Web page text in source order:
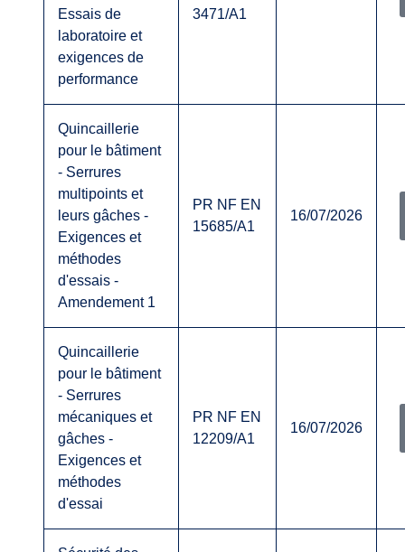
Essais de
laboratoire et
exigences de
performance
3471/A1
Quincaillerie
pour le bâtiment
- Serrures
multipoints et
leurs gâches -
Exigences et
méthodes
d'essais -
Amendement 1
PR NF EN
15685/A1
16/07/2026
Quincaillerie
pour le bâtiment
- Serrures
mécaniques et
gâches -
Exigences et
méthodes
d'essai
PR NF EN
12209/A1
16/07/2026